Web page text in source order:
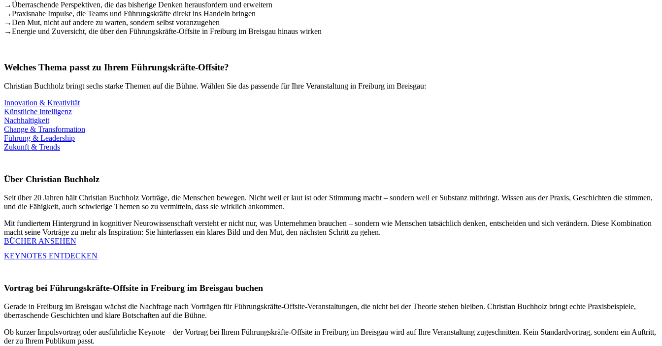
→Überraschende Perspektiven, die das bisherige Denken herausfordern und erweitern
→Praxisnahe Impulse, die Teams und Führungskräfte direkt ins Handeln bringen
→Den Mut, nicht auf andere zu warten, sondern selbst voranzugehen
→Energie und Zuversicht, die über den Führungskräfte-Offsite in Freiburg im Breisgau hinaus wirken
Welches Thema passt zu Ihrem Führungskräfte-Offsite?
Christian Buchholz bringt sechs starke Themen auf die Bühne. Wählen Sie das passende für Ihre Veranstaltung in Freiburg im Breisgau:
Innovation & Kreativität
Künstliche Intelligenz
Nachhaltigkeit
Change & Transformation
Führung & Leadership
Zukunft & Trends
Über Christian Buchholz
Seit über 20 Jahren hält Christian Buchholz Vorträge, die Menschen bewegen. Nicht weil er laut ist oder Stimmung macht – sondern weil er Substanz mitbringt. Wissen aus der Praxis, Geschichten die stimmen,
und die Fähigkeit, auch schwierige Themen so zu vermitteln, dass sie wirklich ankommen.
Mit fundiertem Hintergrund in kognitiver Neurowissenschaft versteht er nicht nur, was Unternehmen brauchen – sondern wie Menschen tatsächlich denken, entscheiden und sich verändern. Diese Kombination
macht seine Vorträge zu mehr als Inspiration: Sie hinterlassen ein klares Bild und den Mut, den nächsten Schritt zu gehen.
BÜCHER ANSEHEN
KEYNOTES ENTDECKEN
Vortrag bei Führungskräfte-Offsite in Freiburg im Breisgau buchen
Gerade in Freiburg im Breisgau wächst die Nachfrage nach Vorträgen für Führungskräfte-Offsite-Veranstaltungen, die nicht bei der Theorie stehen bleiben. Christian Buchholz bringt echte Praxisbeispiele,
überraschende Geschichten und klare Botschaften auf die Bühne.
Ob kurzer Impulsvortrag oder ausführliche Keynote – der Vortrag bei Ihrem Führungskräfte-Offsite in Freiburg im Breisgau wird auf Ihre Veranstaltung zugeschnitten. Kein Standardvortrag, sondern ein Auftritt,
der zu Ihrem Publikum passt.